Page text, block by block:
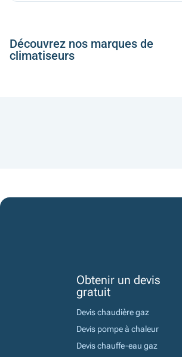
Découvrez nos marques de
climatiseurs
Obtenir un devis
gratuit
Devis chaudière gaz
Devis pompe à chaleur
Devis chauffe-eau gaz